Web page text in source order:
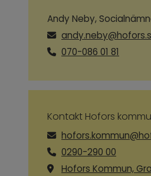
Andy Neby,
070-086 01 81
Kontakt Hofors
0290-290 00
Hofors Kommun,